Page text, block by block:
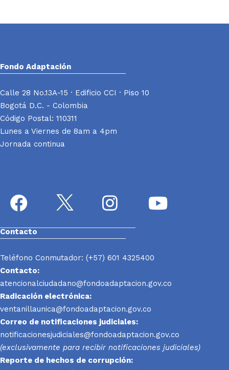
Fondo Adaptación
Calle 28 No.13A-15 · Edificio CCI · Piso 10
Bogotá D.C. - Colombia
Código Postal: 110311
Lunes a Viernes de 8am a 4pm
Jornada continua
Contacto
Teléfono Conmutador: (+57) 601 4325400
Contacto:
atencionalciudadano@fondoadaptacion.gov.co
Radicación electrónica:
ventanillaunica@fondoadaptacion.gov.co
Correo de notificaciones judiciales:
notificacionesjudiciales@fondoadaptacion.gov.co
(exclusivamente para recibir notificaciones judiciales)
Reporte de hechos de corrupción: